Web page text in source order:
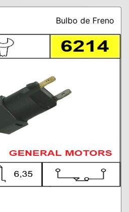
Bulbo de Freno